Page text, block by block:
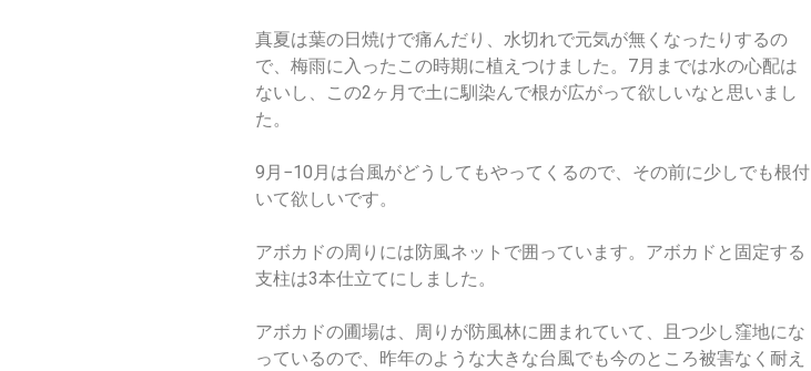
真夏は葉の日焼けで痛んだり、水切れで元気が無くなったりするの
で、梅雨に入ったこの時期に植えつけました。 7月までは水の心配は
ないし、この2ヶ月で土に馴染んで根が広がって欲しいなと思いまし
た。
9 月 −10 月は台風がどうしてもやってくるので、その前に少しでも根付
いて欲しいです。
アボカドの周りには防風ネットで囲っています。アボカドと固定する
支柱は3本仕立てにしました。
アボカドの圃場は、周りが防風林に囲まれていて、且つ少し窪地にな
っているので、昨年のような大きな台風でも今のところ被害なく耐え